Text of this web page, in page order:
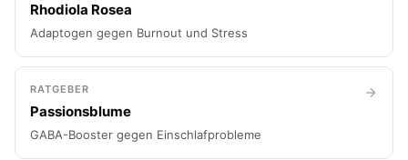
Rhodiola Rosea
Adaptogen gegen Burnout und Stress
RATGEBER
Passionsblume
GABA-Booster gegen Einschlafprobleme